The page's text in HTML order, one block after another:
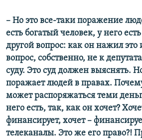
– Но это все-таки поражение
есть богатый человек, у него
другой вопрос: как он нажил это
вопрос, собственно, не к
суду. Это суд должен выяснять.
поражает людей в правах.
может распоряжаться теми
него есть, так, как он хочет?
финансирует, хочет –
телеканалы. Это же его право?!